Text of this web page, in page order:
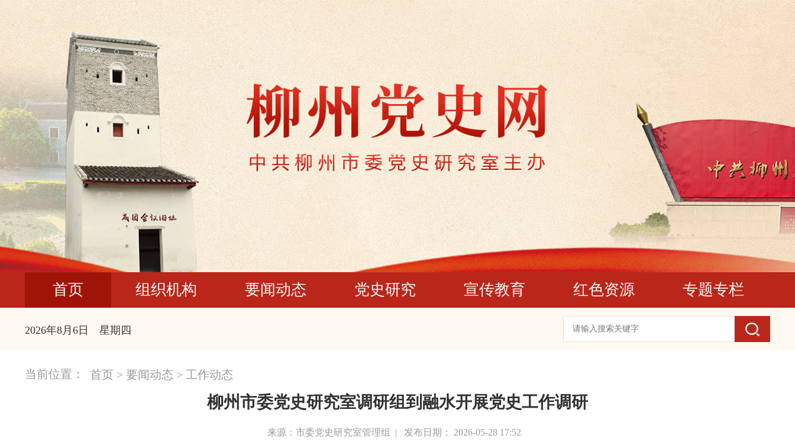
首页 组织机构 要闻动态 党史研究 宣传教育 红色资源 专题专栏
2026年8月6日 星期四
当前位置： 首页 > 要闻动态 > 工作动态
柳州市委党史研究室调研组到融水开展党史工作调研
来源：市委党史研究室管理组 | 发布日期： 2026-05-28 17:52